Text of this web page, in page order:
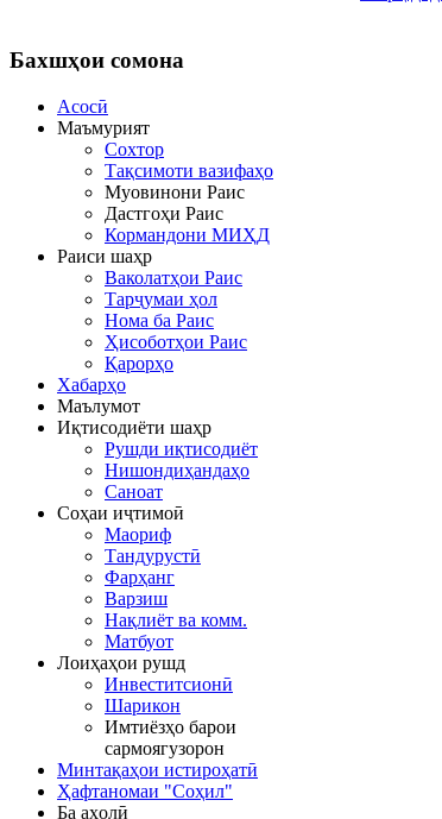
Бахшҳои сомона
Асосӣ
Маъмурият
Сохтор
Тақсимоти вазифаҳо
Муовинони Раис
Дастгоҳи Раис
Кормандони МИҲД
Раиси шаҳр
Ваколатҳои Раис
Тарҷумаи ҳол
Нома ба Раис
Ҳисоботҳои Раис
Қарорҳо
Хабарҳо
Маълумот
Иқтисодиёти шаҳр
Рушди иқтисодиёт
Нишондиҳандаҳо
Саноат
Соҳаи иҷтимоӣ
Маориф
Тандурустӣ
Фарҳанг
Варзиш
Нақлиёт ва комм.
Матбуот
Лоиҳаҳои рушд
Инвеститсионӣ
Шарикон
Имтиёзҳо барои
сармоягузорон
Минтақаҳои истироҳатӣ
Ҳафтаномаи "Соҳил"
Ба аҳолӣ